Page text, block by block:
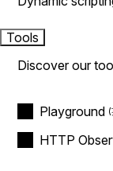
Tools
Discover our
Playground
HTTP